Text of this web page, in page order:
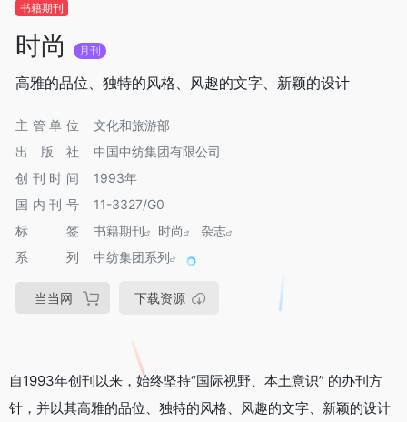
书籍期刊
时尚 月刊
高雅的品位、独特的风格、风趣的文字、新颖的设计
主管单位
文化和旅游部
出版社
中国中纺集团有限公司
创刊时间
1993年
国内刊号
11-3327/G0
标签
书籍期刊 时尚
杂志
系列
中纺集团系列
当当网 下载资源
自1993年创刊以来，始终坚持“国际视野、本土意识” 的办刊方
针，并以其高雅的品位、独特的风格、风趣的文字、新颖的设计